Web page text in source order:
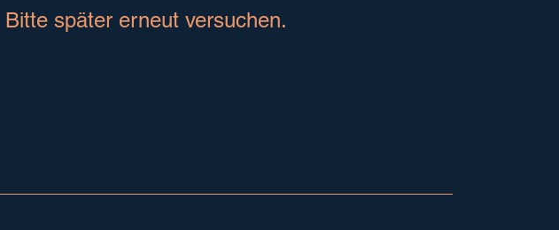
später erneut versuchen.